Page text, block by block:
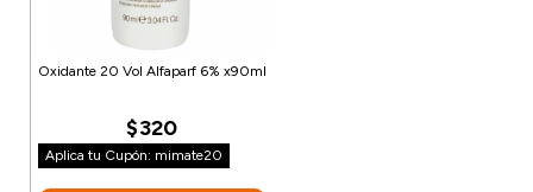
Oxidante 20 Vol Alfaparf 6% x90ml
$320
Aplica tu Cupón: mimate20